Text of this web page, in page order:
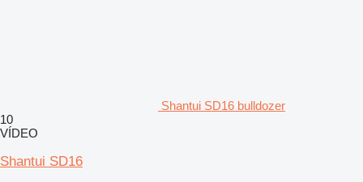
Shantui SD16 bulldozer
10
VÍDEO
Shantui SD16